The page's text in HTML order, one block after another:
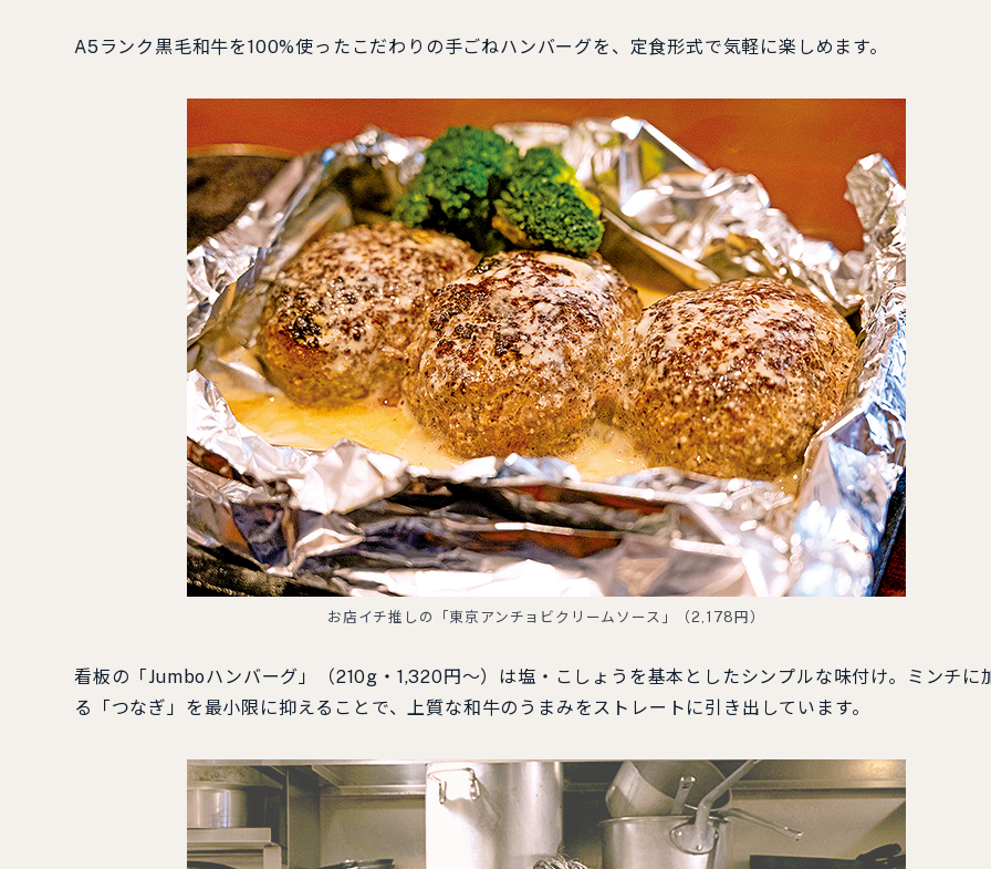
A5ランク黒毛和牛を100%使ったこだわりの手ごねハンバーグを、定食形式で気軽に楽しめます。
お店イチ推しの「東京アンチョビクリームソース」（2,178円）
看板の「Jumboハンバーグ」（210g・1,320円〜）は塩・こしょうを基本としたシンプルな味付け。ミンチに
る「つなぎ」を最小限に抑えることで、上質な和牛のうまみをストレートに引き出しています。